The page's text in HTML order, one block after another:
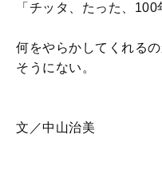
「チッタ、たった、100
何をやらかしてくれる
そうにない。
文／中山治美